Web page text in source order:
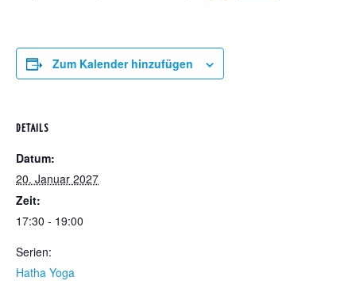
Zum Kalender hinzufügen
DETAILS
Datum:
20. Januar 2027
Zeit:
17:30 - 19:00
Serien:
Hatha Yoga